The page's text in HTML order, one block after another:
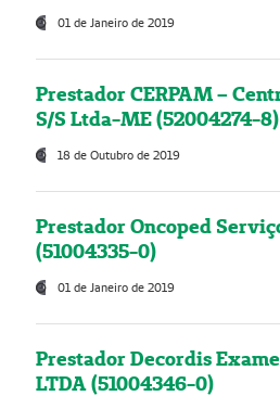
01 de Janeiro de 2019
Prestador CERPAM –
S/S Ltda-ME (52004274-8)
18 de Outubro de 2019
Prestador Oncoped
(51004335-0)
01 de Janeiro de 2019
Prestador Decordis
LTDA (51004346-0)